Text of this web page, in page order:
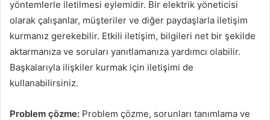
yöntemlerle iletilmesi eylemidir. Bir elektrik yöneticisi
olarak çalışanlar, müşteriler ve diğer paydaşlarla iletişim
kurmanız gerekebilir. Etkili iletişim, bilgileri net bir şekilde
aktarmanıza ve soruları yanıtlamanıza yardımcı olabilir.
Başkalarıyla ilişkiler kurmak için iletişimi de
kullanabilirsiniz.
Problem çözme: Problem çözme, sorunları tanımlama ve